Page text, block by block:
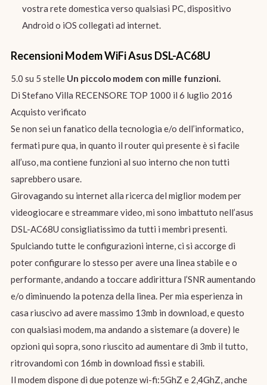
vostra rete domestica verso qualsiasi PC, dispositivo
Android o iOS collegati ad internet.
Recensioni Modem WiFi Asus DSL-AC68U
5.0 su 5 stelle Un piccolo modem con mille funzioni.
Di Stefano Villa RECENSORE TOP 1000 il 6 luglio 2016
Acquisto verificato
Se non sei un fanatico della tecnologia e/o dell’informatico,
fermati pure qua, in quanto il router qui presente è si facile
all’uso, ma contiene funzioni al suo interno che non tutti
saprebbero usare.
Girovagando su internet alla ricerca del miglior modem per
videogiocare e streammare video, mi sono imbattuto nell’asus
DSL-AC68U consigliatissimo da tutti i membri presenti.
Spulciando tutte le configurazioni interne, ci si accorge di
poter configurare lo stesso per avere una linea stabile e o
performante, andando a toccare addirittura l’SNR aumentando
e/o diminuendo la potenza della linea. Per mia esperienza in
casa riuscivo ad avere massimo 13mb in download, e questo
con qualsiasi modem, ma andando a sistemare (a dovere) le
opzioni qui sopra, sono riuscito ad aumentare di 3mb il tutto,
ritrovandomi con 16mb in download fissi e stabili.
Il modem dispone di due potenze wi-fi:5GhZ e 2,4GhZ, anche